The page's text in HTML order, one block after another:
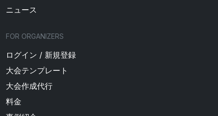
ニュース
FOR ORGANIZERS
ログイン / 新規登録
大会テンプレート
大会作成代行
料金